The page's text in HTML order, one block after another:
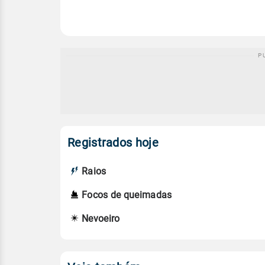
Registrados hoje
Raios
Focos de queimadas
Nevoeiro